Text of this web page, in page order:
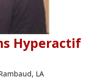
Hyperactif
LA